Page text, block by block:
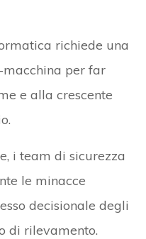
richiede una
per far
e alla crescente
i team di sicurezza
le minacce
decisionale degli
di rilevamento.